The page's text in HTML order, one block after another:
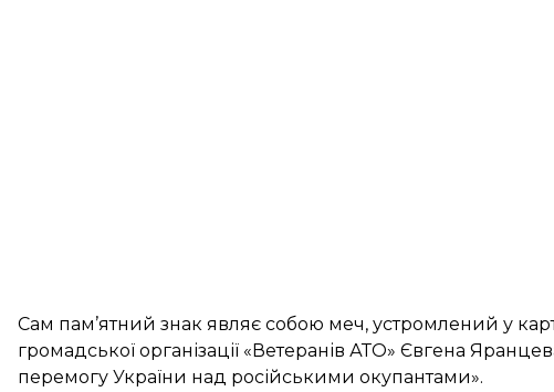
Сам пам’ятний знак являє собою меч, устромлений у
громадської організації «Ветеранів АТО» Євгена
перемогу України над російськими окупантами».